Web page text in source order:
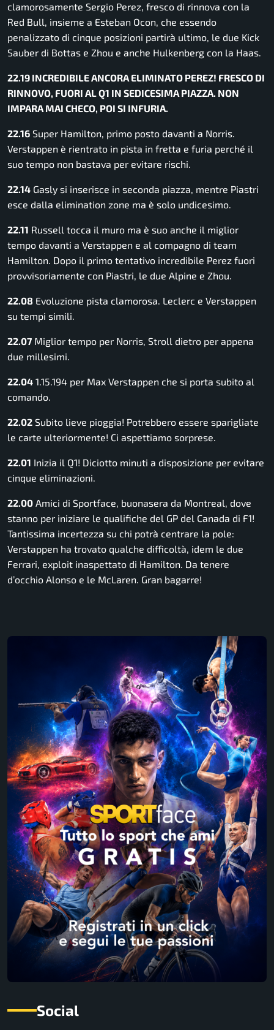
clamorosamente Sergio Perez, fresco di rinnova con la
Red Bull, insieme a Esteban Ocon, che essendo
penalizzato di cinque posizioni partirà ultimo, le due Kick
Sauber di Bottas e Zhou e anche Hulkenberg con la Haas.
22.19 INCREDIBILE ANCORA ELIMINATO PEREZ! FRESCO DI
RINNOVO, FUORI AL Q1 IN SEDICESIMA PIAZZA. NON
IMPARA MAI CHECO, POI SI INFURIA.
22.16 Super Hamilton, primo posto davanti a Norris.
Verstappen è rientrato in pista in fretta e furia perché il
suo tempo non bastava per evitare rischi.
22.14 Gasly si inserisce in seconda piazza, mentre Piastri
esce dalla elimination zone ma è solo undicesimo.
22.11 Russell tocca il muro ma è suo anche il miglior
tempo davanti a Verstappen e al compagno di team
Hamilton. Dopo il primo tentativo incredibile Perez fuori
provvisoriamente con Piastri, le due Alpine e Zhou.
22.08 Evoluzione pista clamorosa. Leclerc e Verstappen
su tempi simili.
22.07 Miglior tempo per Norris, Stroll dietro per appena
due millesimi.
22.04 1.15.194 per Max Verstappen che si porta subito al
comando.
22.02 Subito lieve pioggia! Potrebbero essere sparigliate
le carte ulteriormente! Ci aspettiamo sorprese.
22.01 Inizia il Q1! Diciotto minuti a disposizione per evitare
cinque eliminazioni.
22.00 Amici di Sportface, buonasera da Montreal, dove
stanno per iniziare le qualifiche del GP del Canada di F1!
Tantissima incertezza su chi potrà centrare la pole:
Verstappen ha trovato qualche difficoltà, idem le due
Ferrari, exploit inaspettato di Hamilton. Da tenere
d’occhio Alonso e le McLaren. Gran bagarre!
Social